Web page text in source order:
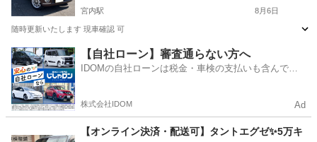
宮内駅 8月6日
随時更新いたします 現車確認 可
新潟 長岡市 宮内駅 ダイハツ ミラココア
【自社ローン】審査通らない方へ
IDOMの自社ローンは税金・車検の支払いも含んでい
株式会社IDOM Ad
【オンライン決済・配送可】タントエグゼ✨5万キ